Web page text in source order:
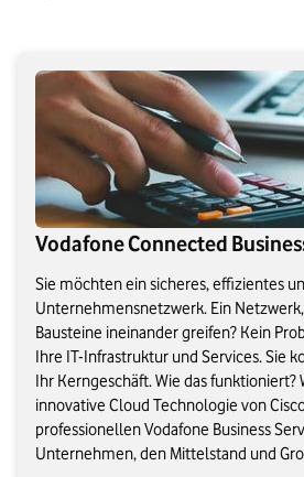
Vodafone Connected
Sie möchten ein sicheres, effizientes
Unternehmensnetzwerk. Ein
Bausteine ineinander greifen? Kein
Ihre IT-Infrastruktur und Services. Sie
Ihr Kerngeschäft. Wie das funktioniert?
innovative Cloud Technologie von
professionellen Vodafone Business
Unternehmen, den Mittelstand und